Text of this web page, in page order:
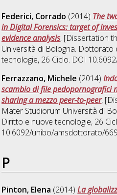
Federici, Corrado (2014) The
in Digital Forensics: target of
evidence analysis, [Dissertation
Università di Bologna. Dottorato
tecnologie, 26 Ciclo. DOI
Ferrazzano, Michele (2014)
scambio di file pedopornografici
sharing a mezzo peer-to-peer,
Mater Studiorum Università di
Diritto e nuove tecnologie, 26
10.6092/unibo/amsdottorato/
P
Pinton, Elena (2014)La